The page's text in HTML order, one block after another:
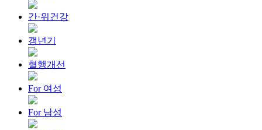
간·위건강
갱년기
혈행개선
For 여성
For 남성